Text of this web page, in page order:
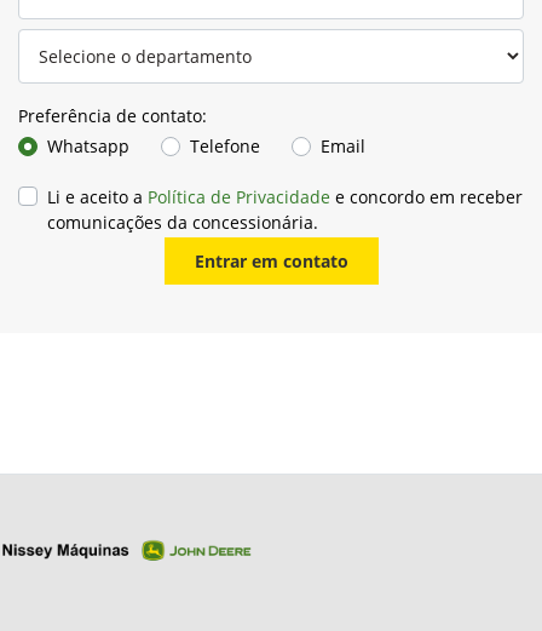
Preferência de contato:
Whatsapp
Telefone Email
Li e aceito a Política de Privacidade e concordo em receber
comunicações da concessionária.
Entrar em contato